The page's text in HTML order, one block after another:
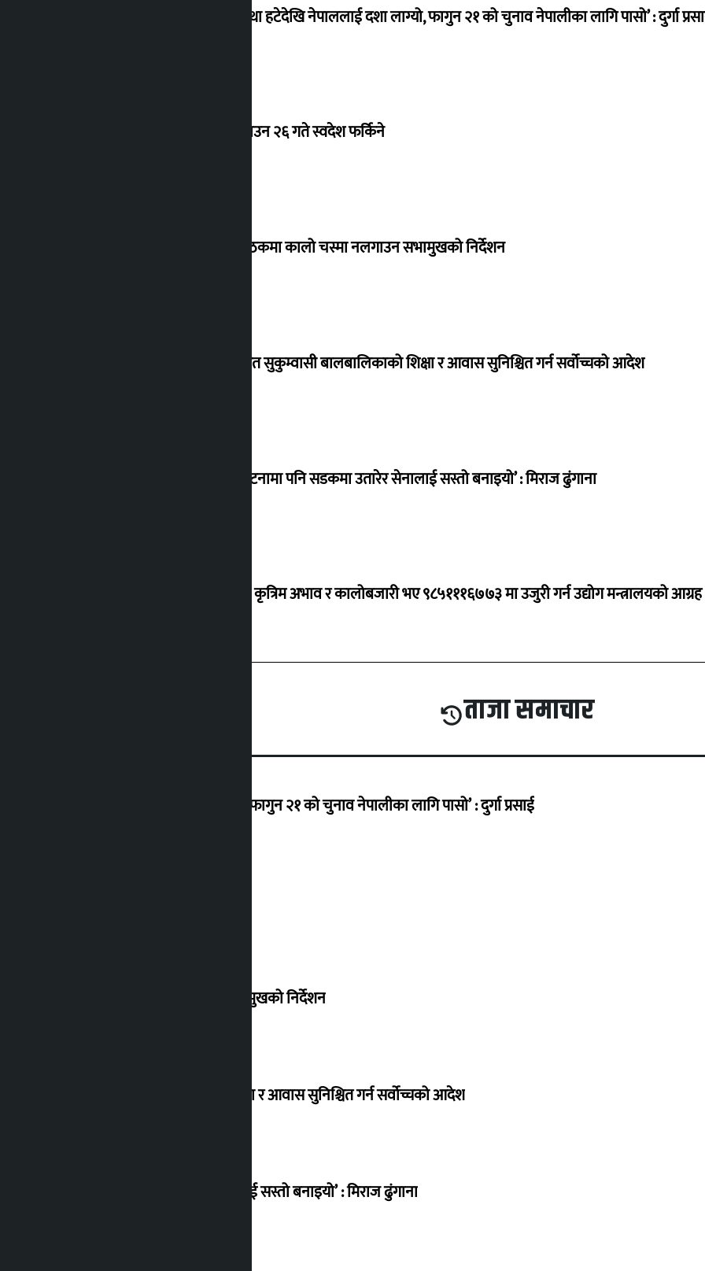
‘राजसंस्था हटेदेखि नेपाललाई दशा लाग्यो, फागुन २१ को चुनाव नेपालीका लागि पासो’ : दुर्गा
देउवा साउन २६ गते स्वदेश फर्किने
संसद् बैठकमा कालो चस्मा नलगाउन सभामुखको निर्देशन
विस्थापित सुकुम्वासी बालबालिकाको शिक्षा र आवास सुनिश्चित गर्न सर्वोच्चको आदेश
‘सानो घटनामा पनि सडकमा उतारेर सेनालाई सस्तो बनाइयो’ : मिराज ढुंगाना
ग्यासको कृत्रिम अभाव र कालोबजारी भए ९८५१११६७७३ मा उजुरी गर्न उद्योग मन्त्रालयको आग्रह
ताजा समाचार
‘राजसंस्था हटेदेखि नेपाललाई दशा लाग्यो, फागुन २१ को चुनाव नेपालीका लागि पासो’ : दुर्गा प्रसाई
संसद् बैठकमा कालो चस्मा नलगाउन सभामुखको निर्देशन
विस्थापित सुकुम्वासी बालबालिकाको शिक्षा र आवास सुनिश्चित गर्न सर्वोच्चको आदेश
‘सानो घटनामा पनि सडकमा उतारेर सेनालाई सस्तो बनाइयो’ : मिराज ढुंगाना